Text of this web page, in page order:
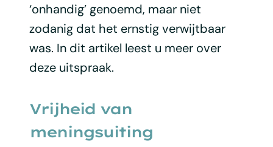
‘onhandig’ genoemd, maar niet
zodanig dat het ernstig verwijtbaar
was. In dit artikel leest u meer over
deze uitspraak.
Vrijheid van
meningsuiting